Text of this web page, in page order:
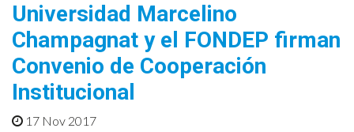
Universidad Marcelino
Champagnat y el FONDEP firman
Convenio de Cooperación
Institucional
17 Nov 2017